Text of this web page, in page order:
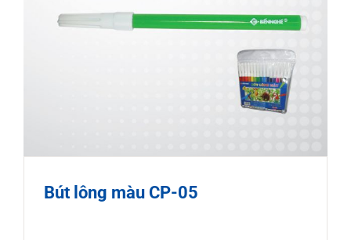
Bút lông màu CP-05